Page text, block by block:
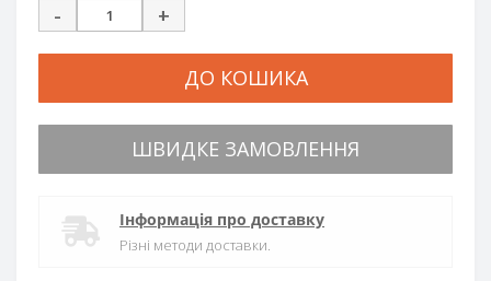
- +
ДО КОШИКА
ШВИДКЕ ЗАМОВЛЕННЯ
Інформація про доставку
Різні методи доставки.